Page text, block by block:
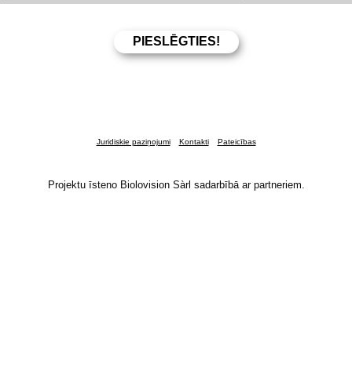
Juridiskie paziņojumi Kontakti Pateicības
Projektu īsteno Biolovision Sàrl sadarbībā ar partneriem.